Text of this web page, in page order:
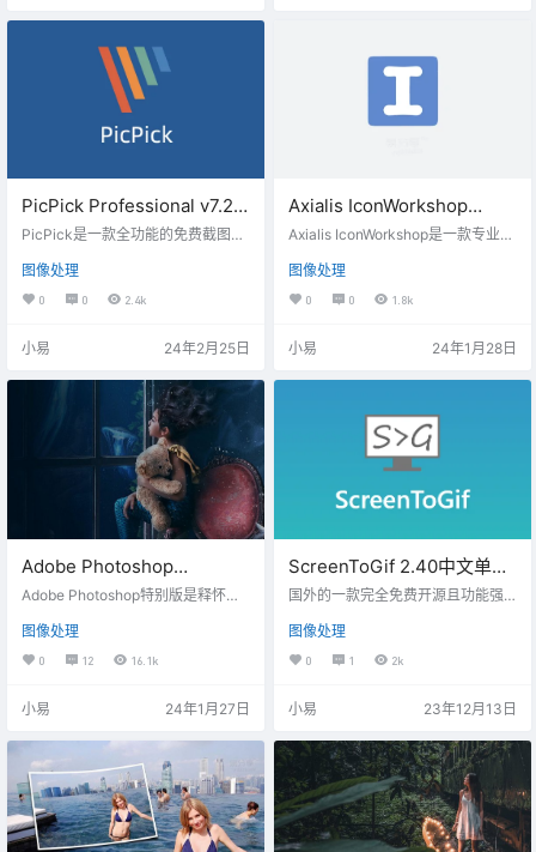
调整、压缩效果实时预览和对比 采
PicPick Professional v7.2.8
简体中文绿色版-图片截取、
PicPick是一款全功能的免费截图工
颜色选择器、像素标尺和其它更多
的功能。具备滚动截屏，屏幕取
色，调色板，放大镜，双显示器，
极座标显示与测量，强大的图像编
件仅供个人免费试用，商业用途需
购买付费许可。 新版变化 PicPick
—NGWINhttps://picpick.app/zh/d
ownload 本版特点…
图像处理
0 0 2.4k
小易 24年2月25日
Axialis IconWorkshop
v6.9.4专业特别版-图标制作
Axialis IconWorkshop是一款专业的
行，可让您轻松地为所有可用的平
台和设备创建高品质的图标。兼容
开发行业标准，例如Visual Studi
orkshop在设计时就牢记一个主意：
多分辨率图像编辑器之…
图像处理
0 0 1.8k
小易 24年1月28日
Adobe Photoshop
2024/2021/2020/2019/201
Adobe Photoshop特别版是释怀以
（64位）为基础，由释怀进行部分
组件精简，同时整合优化配置、多
款实用插件及安装程序制作。 软件
件； -精简创意云Creative Clou
AIR应用拓展支持； -精简相机/
手机配置文件； -精简镜头配置
文件； -精简视频编辑组件（20
20…
图像处理
0 12 16.1k
小易 24年1月27日
ScreenToGif 2.40中文单文
件版|开源的GIF动图录制编
国外的一款完全免费开源且功能强
具，软件原生单文件无广告，自带
简体中文，需要的朋友，可以下载
图像处理
0 1 2k
小易 23年12月13日